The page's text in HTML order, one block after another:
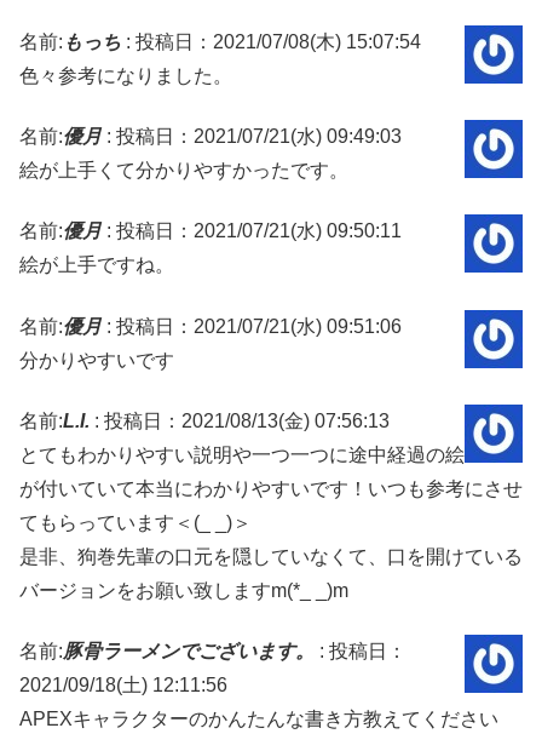
名前: もっち : 投稿日：2021/07/08(木) 15:07:54
色々参考になりました。
名前:優月 : 投稿日：2021/07/21(水) 09:49:03
絵が上手くて分かりやすかったです。
名前:優月 : 投稿日：2021/07/21(水) 09:50:11
絵が上手ですね。
名前:優月 : 投稿日：2021/07/21(水) 09:51:06
分かりやすいです
名前:L.I. : 投稿日：2021/08/13(金) 07:56:13
とてもわかりやすい説明や一つ一つに途中経過の絵
が付いていて本当にわかりやすいです！いつも参考にさせ
てもらっています＜(_ _)＞
是非、狗巻先輩の口元を隠していなくて、口を開けている
バージョンをお願い致しますm(*_ _)m
名前:豚骨ラーメンでございます。 : 投稿日：
2021/09/18(土) 12:11:56
APEXキャラクターのかんたんな書き方教えてください